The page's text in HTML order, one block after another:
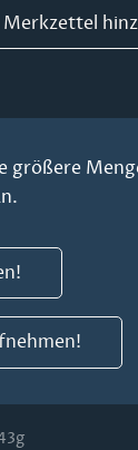
Merkzettel
größere